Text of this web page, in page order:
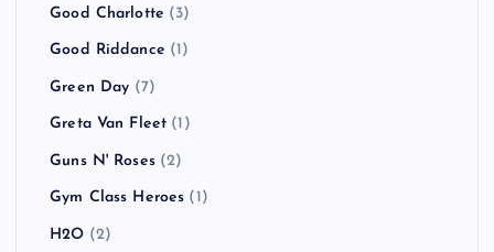
Good Charlotte (3)
Good Riddance (1)
Green Day (7)
Greta Van Fleet (1)
Guns N' Roses(2)
Gym Class Heroes (1)
H2O (2)